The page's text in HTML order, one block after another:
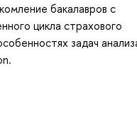
бакалавров с
цикла страхового
задач